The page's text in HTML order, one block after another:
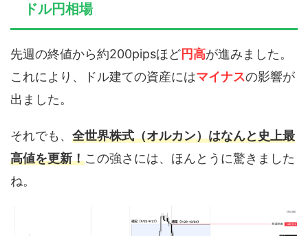
ドル円相場
先週の終値から約200pipsほど円高が進みました。
これにより、ドル建ての資産にはマイナスの影響が
出ました。
それでも、 全世界株式（オルカン）はなんと史上最
高値を更新！この強さには、ほんとうに驚きました
ね。